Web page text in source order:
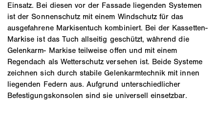
Einsatz. Bei diesen vor der Fassade liegenden Systemen
ist der Sonnenschutz mit einem Windschutz für das
ausgefahrene Markisentuch kombiniert. Bei der Kassetten-
Markise ist das Tuch allseitig geschützt, während die
Gelenkarm- Markise teilweise offen und mit einem
Regendach als Wetterschutz versehen ist. Beide Systeme
zeichnen sich durch stabile Gelenkarmtechnik mit innen
liegenden Federn aus. Aufgrund unterschiedlicher
Befestigungskonsolen sind sie universell einsetzbar.